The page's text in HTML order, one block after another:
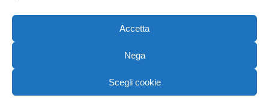
Accetta
Nega
Scegli cookie
PET B2B | Editoriale Farlastrada Srl | Via Martiri della Libertà, 28